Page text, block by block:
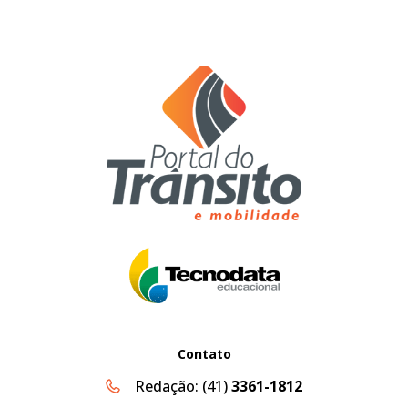
Contato
Redação: (41)3361-1812